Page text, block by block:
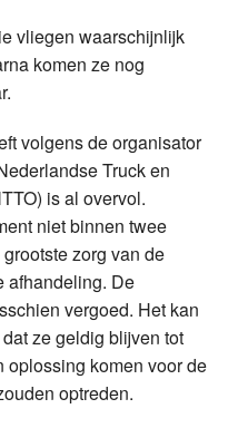
vliegen waarschijnlijk
komen ze nog
volgens de organisator
Truck en
is al overvol.
niet binnen twee
zorg van de
afhandeling. De
vergoed. Het kan
ze geldig blijven tot
oplossing komen voor de
optreden.